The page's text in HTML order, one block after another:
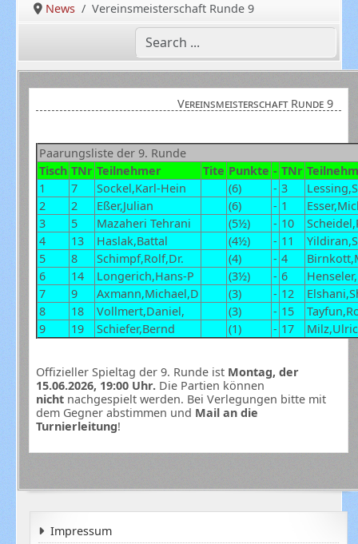
News Vereinsmeisterschaft Runde 9
Vereinsmeisterschaft Runde 9
Paarungsliste der 9. Runde
Tisch TNr Teilnehmer Tite Punkte - TNr
1
7 Sockel,Karl-Hein (6) - 3
2
2 Eßer,Julian (6) - 1
3
5 Mazaheri Tehrani (5½) - 10
4
13 Haslak,Battal (4½) - 11
5
8 Schimpf,Rolf,Dr. (4) - 4
6
14 Longerich,Hans-P (3½) - 6
7
9 Axmann,Michael,D (3) - 12
8
18 Vollmert,Daniel, (3) - 15
9
19 Schiefer,Bernd (1) - 17
Offizieller Spieltag der 9. Runde ist Montag, der
15.06.2026, 19:00 Uhr. Die Partien können
nicht nachgespielt werden. Bei Verlegungen bitte mit
dem Gegner abstimmen und Mail an die
Turnierleitung!
Impressum